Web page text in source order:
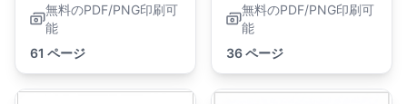
無料のPDF/PNG印刷可
能
61 ページ
無料のPDF/PNG印刷可
能
36 ページ